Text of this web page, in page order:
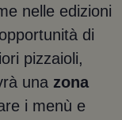
nelle edizioni
di
pizzaioli,
una zona
i menù e